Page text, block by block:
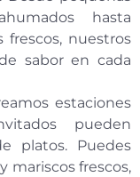
hasta
nuestros
sabor en cada
estaciones
pueden
platos. Puedes
mariscos frescos,